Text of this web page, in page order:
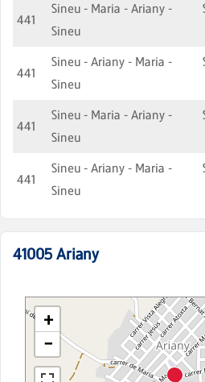
441
Sineu - Maria - Ariany -
Sineu
441
Sineu - Ariany - Maria -
Sineu
441
Sineu - Maria - Ariany -
Sineu
441
Sineu - Ariany - Maria -
Sineu
41005 Ariany